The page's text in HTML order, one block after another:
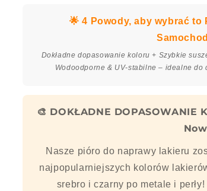
🌟 4 Powody, aby wybrać to
Dokładne dopasowanie koloru + Szybkie
Wodoodporne & UV-stabilne – idealne
🎨 DOKŁADNE
Nasze pióro do naprawy lakieru
najpopularniejszych kolorów
srebro i czarny po metale i